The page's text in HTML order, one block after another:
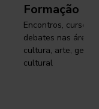
Formação
Encontros, cursos,
debates nas áreas
cultura, arte,
cultural